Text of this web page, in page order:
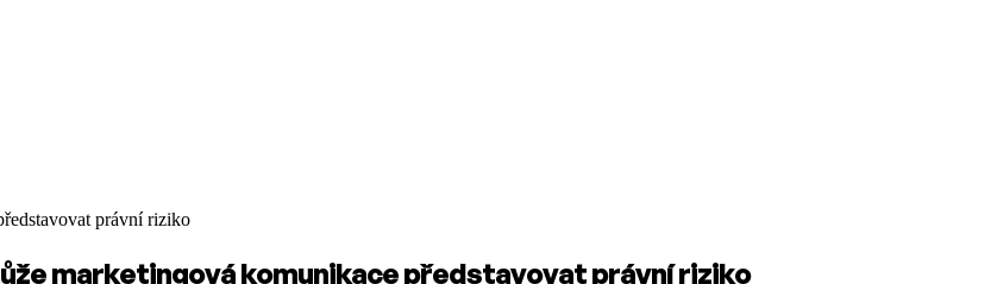
právní riziko
marketingová komunikace představovat právní riziko